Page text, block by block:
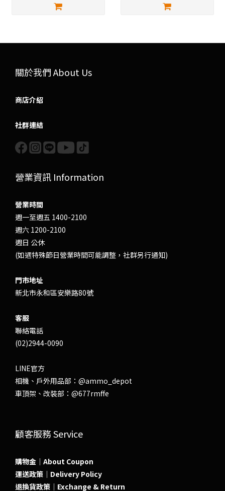
關於我們 About Us
商店介紹
社群連結
營業資訊 Information
營業時間
週一至週五 1400-2100
週六 1200-2100
週日 公休
(如遇特殊節日營業時間可能調整，社群另行通知)
門市地址
新北市永和區安樂路80號
客服
聯絡電話
(02)2944-0090
LINE官方
相機、戶外用品部： @ammo_depot
車頂架、改裝部： @677rmffe
顧客服務 Service
購物金｜About Coupon
運送政策｜Delivery Policy
退換貨政策｜Exchange & Return